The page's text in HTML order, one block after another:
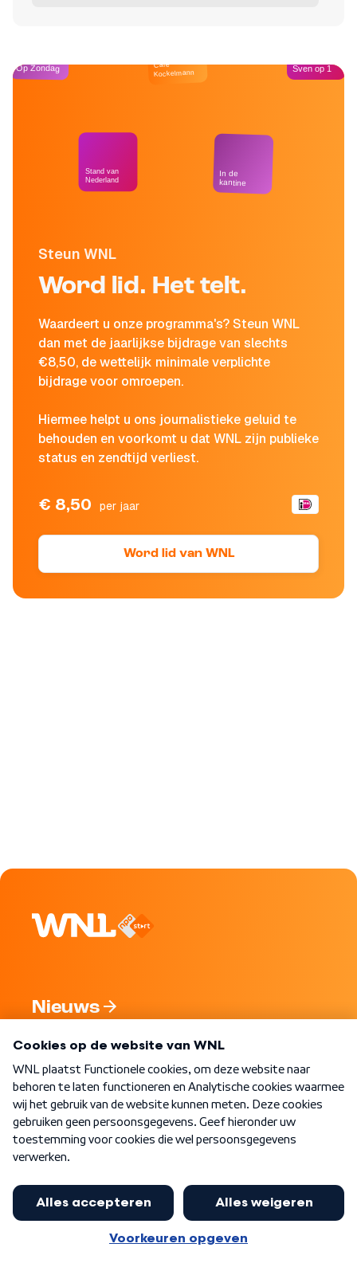
Steun WNL
Word lid. Het telt.
Waardeert u onze programma's? Steun WNL
dan met de jaarlijkse bijdrage van slechts
€8,50, de wettelijk minimale verplichte
bijdrage voor omroepen.
Hiermee helpt u ons journalistieke geluid te
behouden en voorkomt u dat WNL zijn publieke
status en zendtijd verliest.
€ 8,50 per jaar
Word lid van WNL
Op Zondag
Stand van
Nederland
Café
Kockelmann
In de
kantine
Sven op 1
Nieuws
Nieuwsbrief
Word Lid